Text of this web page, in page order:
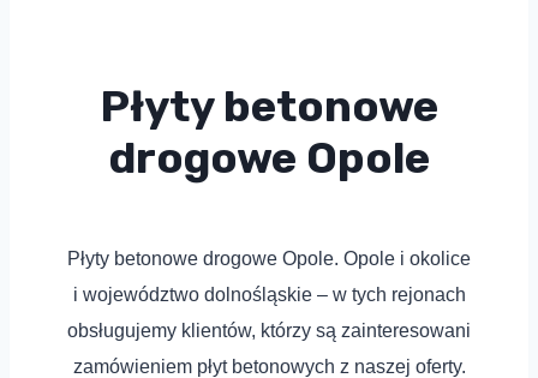
Płyty betonowe
drogowe Opole
Płyty betonowe drogowe Opole. Opole i okolice
i województwo dolnośląskie – w tych rejonach
obsługujemy klientów, którzy są zainteresowani
zamówieniem płyt betonowych z naszej oferty.